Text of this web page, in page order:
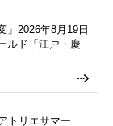
」2026年8月19日
ルド「江戸・慶
トリエサマー